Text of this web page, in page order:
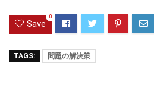
Save
0
TAGS: 問題の解決策